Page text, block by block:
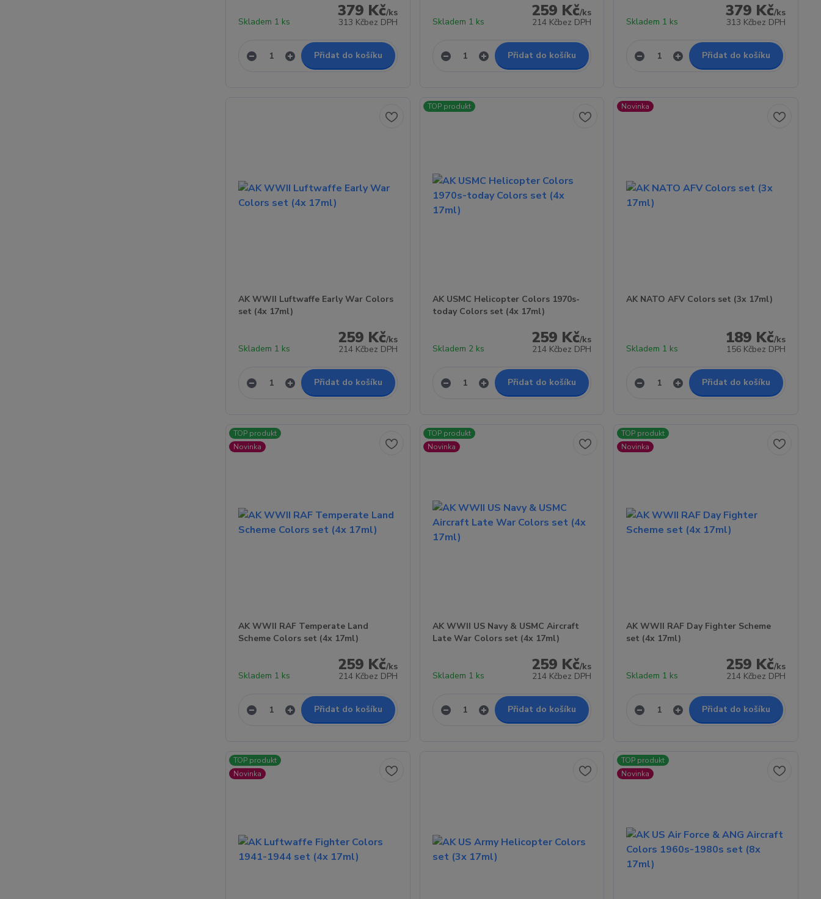
379 Kč/ks
313 Kčbez DPH
Skladem 1 ks
Přidat do košíku
259 Kč/ks
214 Kčbez DPH
Skladem 1 ks
Přidat do košíku
379 Kč/ks
313 Kčbez DPH
Skladem 1 ks
Přidat do košíku
AK WWII Luftwaffe Early War Colors
set (4x 17ml)
259 Kč/ks
214 Kčbez DPH
Skladem 1 ks
Přidat do košíku
TOP produkt
AK USMC Helicopter Colors 1970s-
today Colors set (4x 17ml)
259 Kč/ks
214 Kčbez DPH
Skladem 2 ks
Přidat do košíku
Novinka
AK NATO AFV Colors set (3x 17ml)
189 Kč/ks
156 Kčbez DPH
Skladem 1 ks
Přidat do košíku
TOP produkt
Novinka
AK WWII RAF Temperate Land
Scheme Colors set (4x 17ml)
259 Kč/ks
214 Kčbez DPH
Skladem 1 ks
Přidat do košíku
TOP produkt
Novinka
AK WWII US Navy & USMC Aircraft
Late War Colors set (4x 17ml)
259 Kč/ks
214 Kčbez DPH
Skladem 1 ks
Přidat do košíku
TOP produkt
Novinka
AK WWII RAF Day Fighter Scheme
set (4x 17ml)
259 Kč/ks
214 Kčbez DPH
Skladem 1 ks
Přidat do košíku
TOP produkt
Novinka
TOP produkt
Novinka